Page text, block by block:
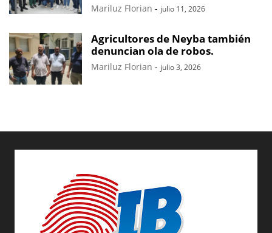
Mariluz Florian - julio 11, 2026
Agricultores de Neyba también
denuncian ola de robos.
Mariluz Florian - julio 3, 2026